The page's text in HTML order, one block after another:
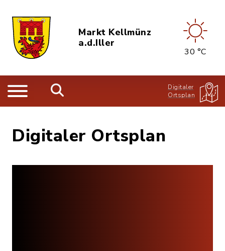
Markt Kellmünz
a.d.Iller
30 °C
Digitaler
Ortsplan
Digitaler Ortsplan